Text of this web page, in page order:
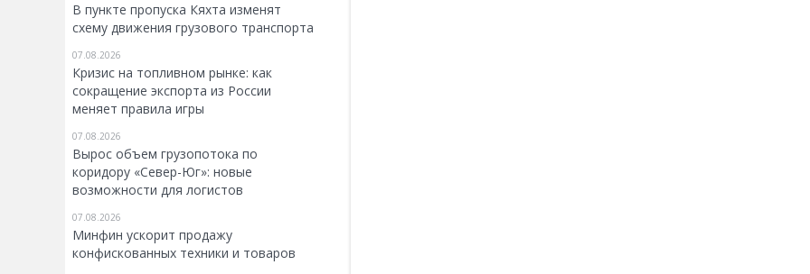
В пункте пропуска Кяхта изменят
схему движения грузового транспорта
07.08.2026
Кризис на топливном рынке: как
сокращение экспорта из России
меняет правила игры
07.08.2026
Вырос объем грузопотока по
коридору «Север-Юг»: новые
возможности для логистов
07.08.2026
Минфин ускорит продажу
конфискованных техники и товаров